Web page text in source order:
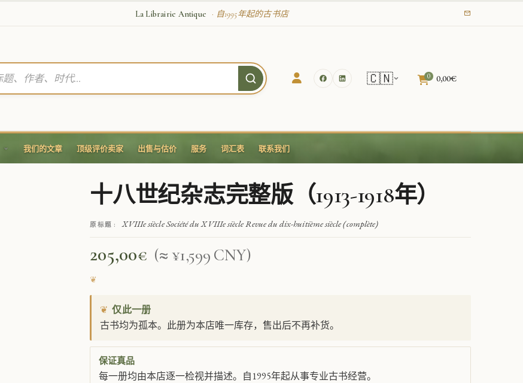
La Librairie Antique · 自1995年起的古书店
🇨🇳 0 0,00€
我们的文章 顶级评价卖家 出售与估价 服务 词汇表 联系我们
十八世纪杂志完整版（1913-1918年）
原标题 : XVIIIe siècle Société du XVIIIe siècle Revue du dix-huitième siècle (complète)
205,00€ (≈ ¥1,599 CNY)
❦ 仅此一册
古书均为孤本。此册为本店唯一库存，售出后不再补货。
保证真品
每一册均由本店逐一检视并描述。自1995年起从事专业古书经营。